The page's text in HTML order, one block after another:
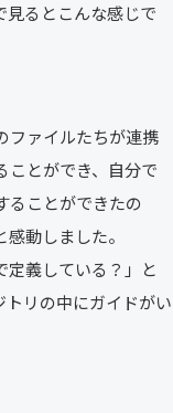
るとこんな感じで
ファイルたちが連携
ことができ、自分で
ることができたの
動しました。
定義している？」と
リの中にガイドがい